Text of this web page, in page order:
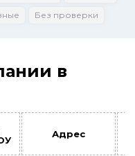
Без проверки
в
Адрес